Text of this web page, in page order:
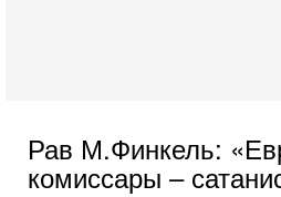
Рав М.Финкель:
комиссары –